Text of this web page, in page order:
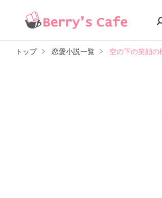
トップ 恋愛小説一覧 空の下の笑顔の